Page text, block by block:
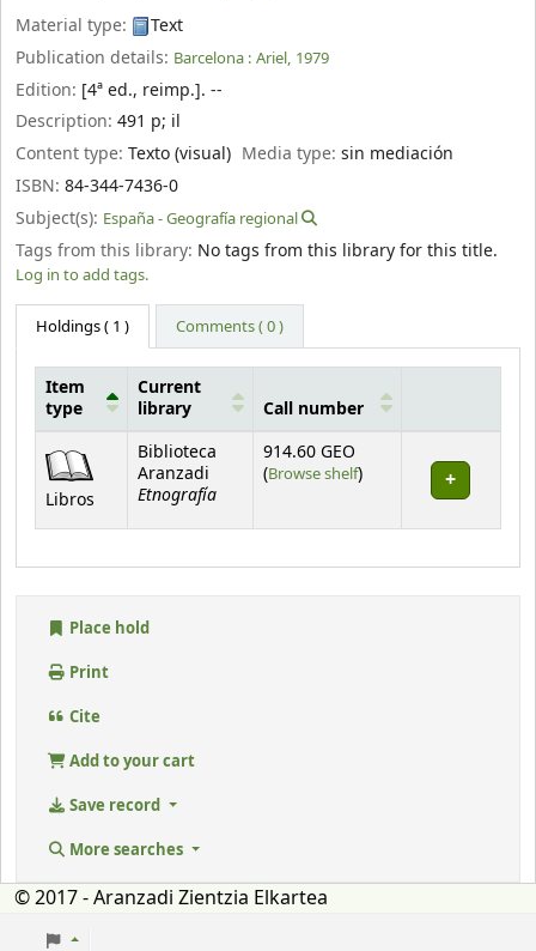
Material type:
Text
Publication details: Barcelona : Ariel, 1979
Edition: [4ª ed., reimp.]. --
Description: 491 p; il
Content type: Texto (visual) Media type:sin mediación
ISBN: 84-344-7436-0
Subject(s): España - Geografía regional
Tags from this library: No tags from this library for this title.
Log in to add tags.
Holdings( 1 ) Comments ( 0 )
Item
type
Current
library
Call number
Libros
Biblioteca
Aranzadi
Etnografía
914.60 GEO
(Browse shelf(Opens below)
)
Place hold
Print
Cite
Add to your cart
Save record
More searches
© 2017 - Aranzadi Zientzia Elkartea